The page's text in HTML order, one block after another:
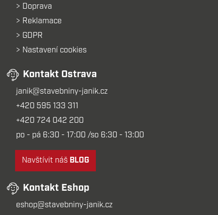
Doprava
Reklamace
GDPR
Nastavení cookies
Kontakt Ostrava
janik@stavebniny-janik.cz
+420 595 133 311
+420 724 042 200
po - pá 6:30 - 17:00 /so 6:30 - 13:00
Navštívit náš BLOG
Kontakt Eshop
eshop@stavebniny-janik.cz